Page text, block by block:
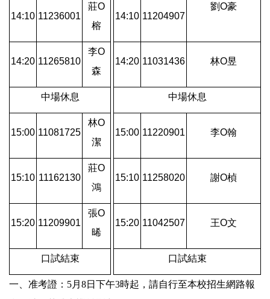
14:10 11236001
莊O
榕
14:10 11204907
劉O豪
14:20 11265810
李O
森
14:20 11031436 林O昱
中場休息 中場休息
15:00 11081725
林O
潔
15:00 11220901 李O翰
15:10 11162130
莊O
鴻
15:10 11258020 謝O楨
15:20 11209901
張O
晞
15:20 11042507 王O文
口試結束 口試結束
一、准考證：5月8日下午3時起，請自行至本校招生網路報